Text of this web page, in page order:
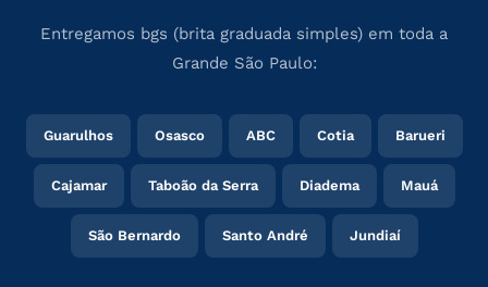
Entregamos bgs (brita graduada simples) em toda a
Grande São Paulo:
Guarulhos Osasco ABC Cotia Barueri
Cajamar Taboão da Serra Diadema Mauá
São Bernardo Santo André Jundiaí